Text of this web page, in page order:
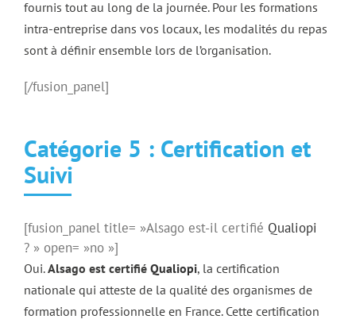
fournis tout au long de la journée. Pour les formations
intra-entreprise dans vos locaux, les modalités du repas
sont à définir ensemble lors de l’organisation.
[/fusion_panel]
Catégorie 5 : Certification et
Suivi
[fusion_panel title= »Alsago est-il certifié Qualiopi
? » open= »no »]
Oui.Alsago est certifié Qualiopi, la certification
nationale qui atteste de la qualité des organismes de
formation professionnelle en France. Cette certification